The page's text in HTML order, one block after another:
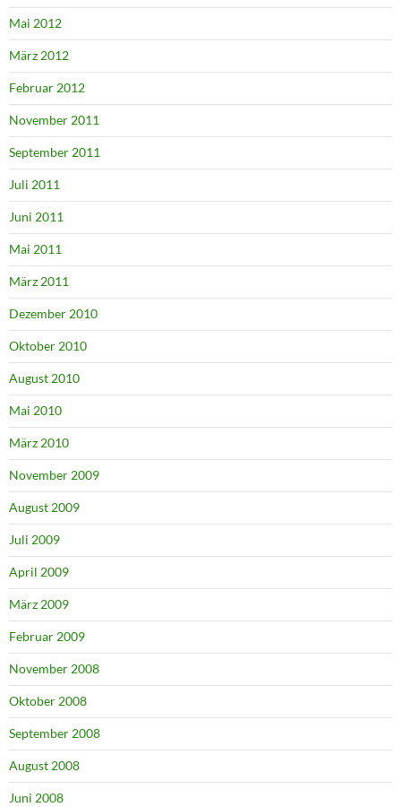
Mai 2012
März 2012
Februar 2012
November 2011
September 2011
Juli 2011
Juni 2011
Mai 2011
März 2011
Dezember 2010
Oktober 2010
August 2010
Mai 2010
März 2010
November 2009
August 2009
Juli 2009
April 2009
März 2009
Februar 2009
November 2008
Oktober 2008
September 2008
August 2008
Juni 2008